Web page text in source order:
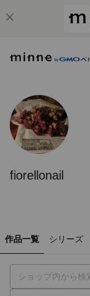
fiorellonail
作品一覧 シリーズ